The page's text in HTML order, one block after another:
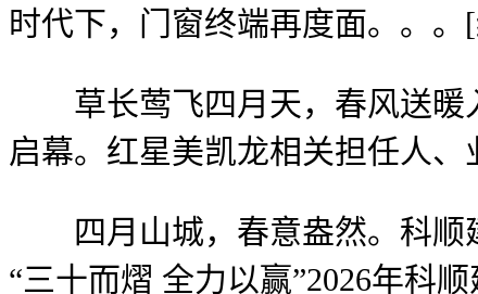
时代下，门窗终端再度面。。。[
草长莺飞四月天，春风送暖
启幕。红星美凯龙相关担任人
四月山城，春意盎然。科顺
“三十而熠 全力以赢”2026年科